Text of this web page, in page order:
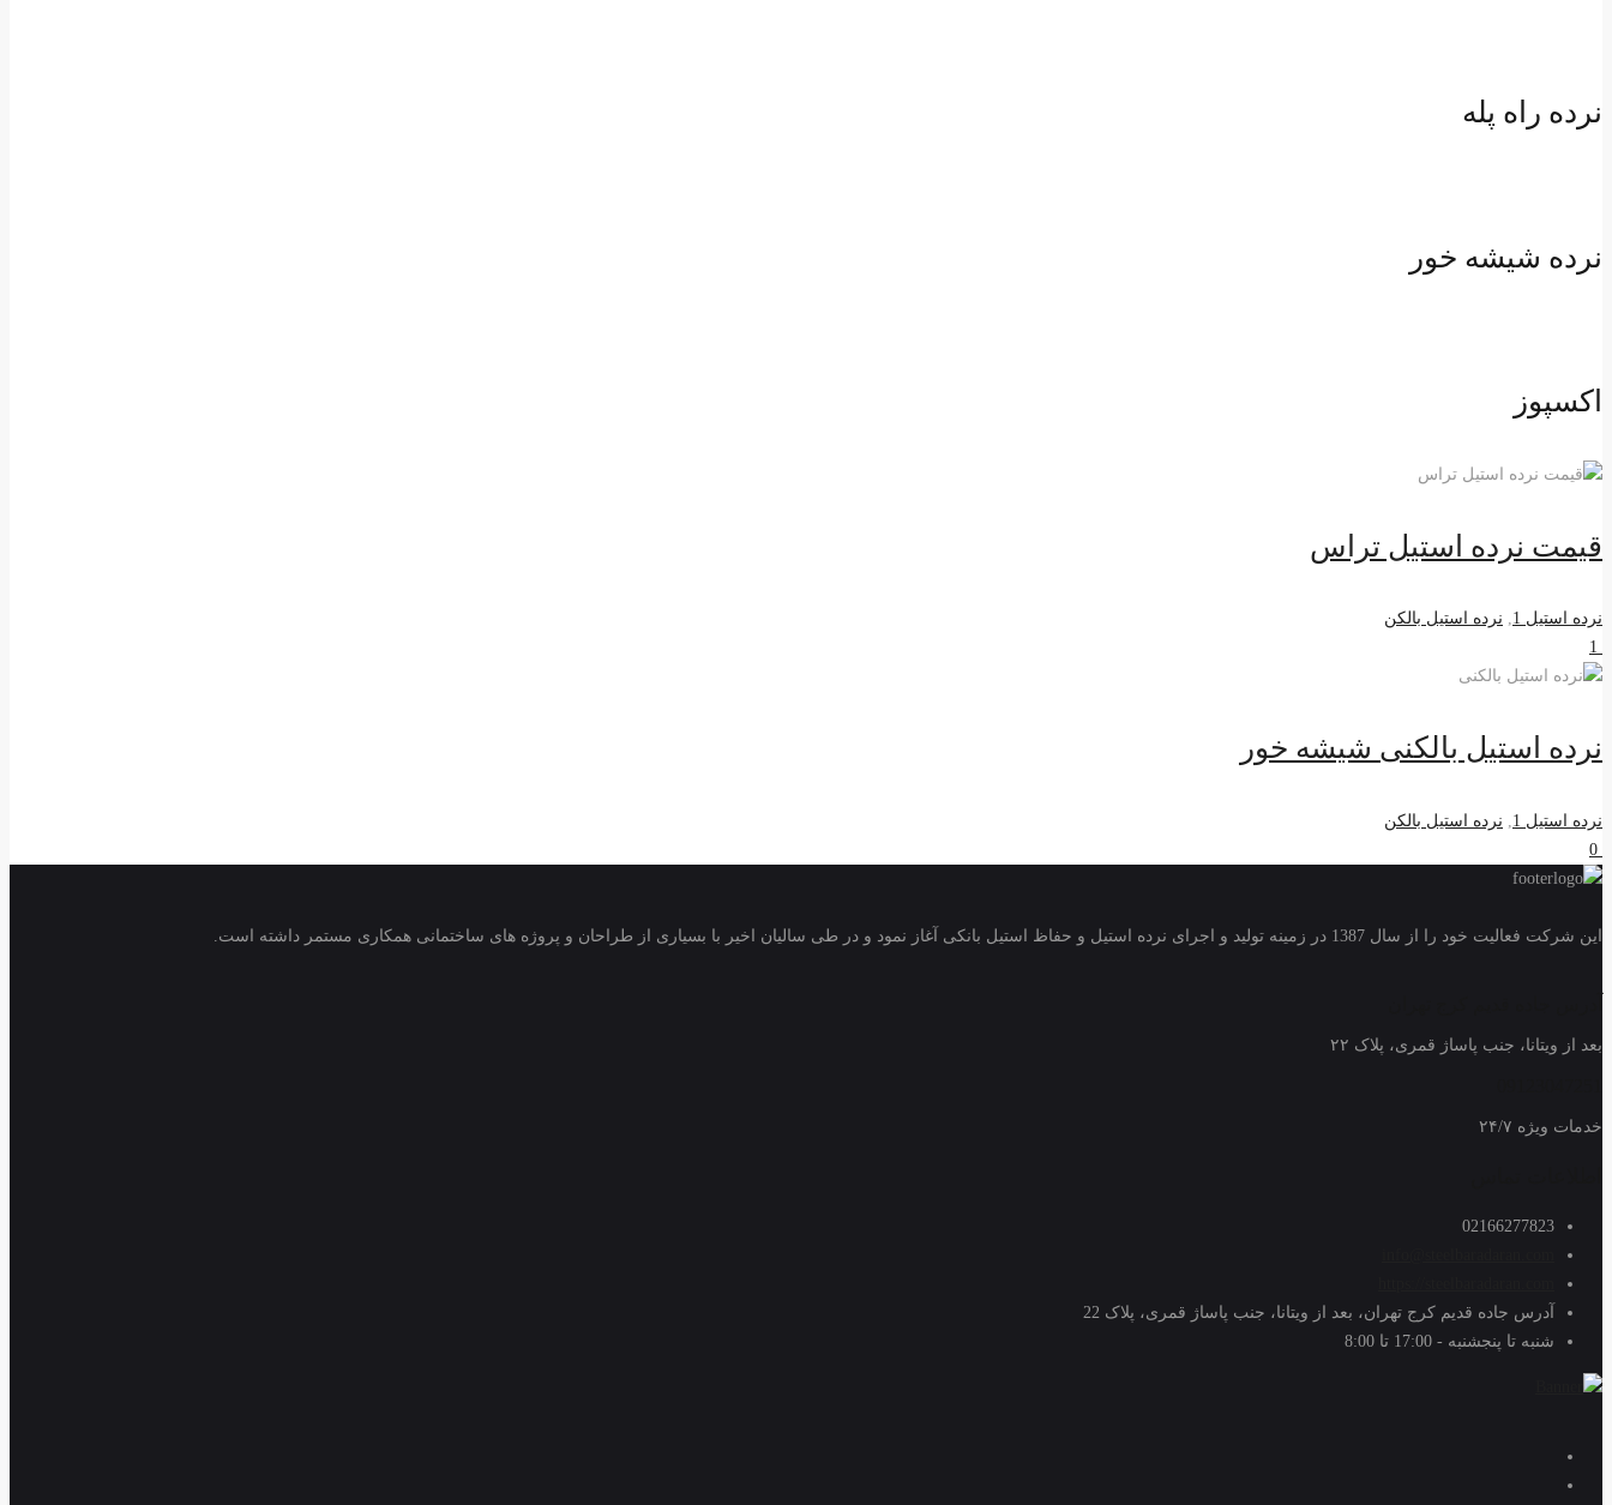
نرده راه پله
نرده شیشه خور
اکسپوز
قیمت نرده استیل تراس
نرده استیل 1 , نرده استیل بالکن
نرده استیل بالکنی شیشه خور
نرده استیل 1
نرده استیل بالکن
این شرکت فعالیت خود را از سال 1387 در زمینه تولید و اجرای نرده استیل و حفاظ استیل بانکی آغاز نمود و در طی سالیان اخیر با بسیاری از طراحان و پروژه های ساختمانی همکاری مستمر داشته است.
بعد از ویتانا، جنب پاساژ قمری، پلاک ۲۲
خدمات ویژه ۲۴/۷
02166277823
آدرس جاده قدیم کرج تهران، بعد از ویتانا، جنب پاساژ قمری، پلاک 22
شنبه تا پنجشنبه - 17:00 تا 8:00